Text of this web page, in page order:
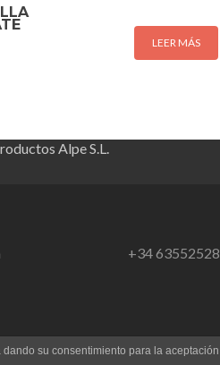
LEER MÁS
Alpe S.L.
+34
su consentimiento para la